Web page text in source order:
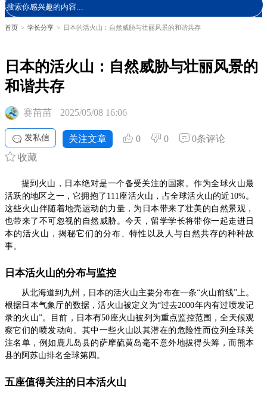
首页 > 学长分享 > 日本的活火山：自然威胁与壮丽风景的和谐共存
日本的活火山：自然威胁与壮丽风景的
和谐共存
赛苗苗 2025/05/08 16:06
发私信 关注文章 0 0
0条评论
收藏
提到火山，日本绝对是一个备受关注的国家。作为全球火山最
活跃的地区之一，它拥抱了111座活火山，占全球活火山的近10%。
这些火山伴随着地壳运动的力量，为日本带来了壮美的自然景观，
也带来了不可忽视的自然威胁。今天，留学学长将带你一起走进日
本的活火山，揭秘它们的分布、特性以及人与自然共存的种种故
事。
日本活火山的分布与监控
从北海道到九州，日本的活火山主要分布在一条“火山前线”上。
根据日本气象厅的数据，活火山被定义为“过去2000年内有过喷发记
录的火山”。目前，日本有50座火山被列为重点监控范围，全天候观
察它们的喷发动向。其中一些火山以其潜在的危险性而位列全球关
注名单，例如鹿儿岛县的萨摩硫黄岛毫不意外地拔得头筹，而熊本
县的阿苏山排名全球第四。
五座值得关注的日本活火山